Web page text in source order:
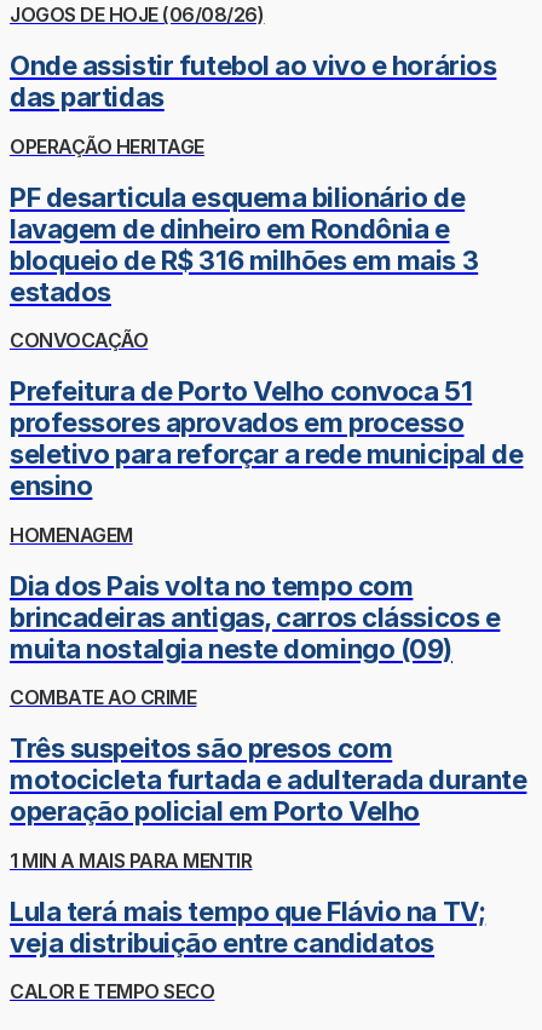
JOGOS DE HOJE (06/08/26)
Onde assistir futebol ao vivo e horários
das partidas
OPERAÇÃO HERITAGE
PF desarticula esquema bilionário de
lavagem de dinheiro em Rondônia e
bloqueio de R$ 316 milhões em mais 3
estados
CONVOCAÇÃO
Prefeitura de Porto Velho convoca 51
professores aprovados em processo
seletivo para reforçar a rede municipal de
ensino
HOMENAGEM
Dia dos Pais volta no tempo com
brincadeiras antigas, carros clássicos e
muita nostalgia neste domingo (09)
COMBATE AO CRIME
Três suspeitos são presos com
motocicleta furtada e adulterada durante
operação policial em Porto Velho
1 MIN A MAIS PARA MENTIR
Lula terá mais tempo que Flávio na TV;
veja distribuição entre candidatos
CALOR E TEMPO SECO